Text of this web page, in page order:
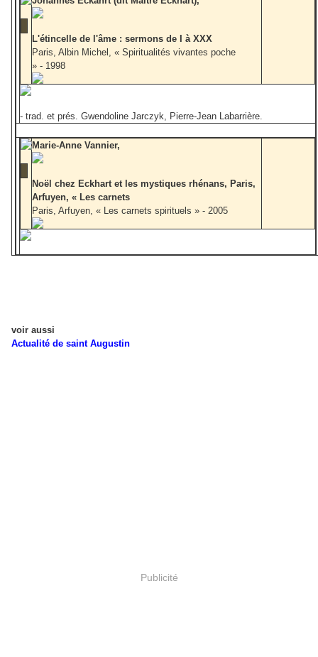
L'étincelle de l'âme : sermons de I à XXX
Paris, Albin Michel, « Spiritualités vivantes poche
» - 1998
- trad. et prés. Gwendoline Jarczyk, Pierre-Jean Labarrière.
Marie-Anne Vannier,
Noël chez Eckhart et les mystiques rhénans, Paris,
Arfuyen, « Les carnets
Paris, Arfuyen, « Les carnets spirituels » - 2005
voir aussi
Actualité de saint Augustin
Publicité